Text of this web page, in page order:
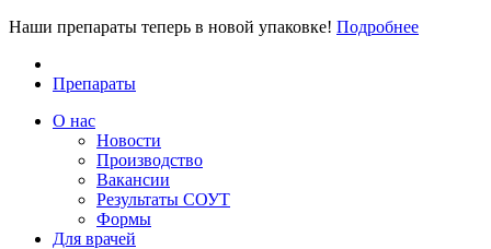
Наши препараты теперь в новой упаковке! Подробнее
Препараты
О нас
Новости
Производство
Вакансии
Результаты СОУТ
Формы
Для врачей